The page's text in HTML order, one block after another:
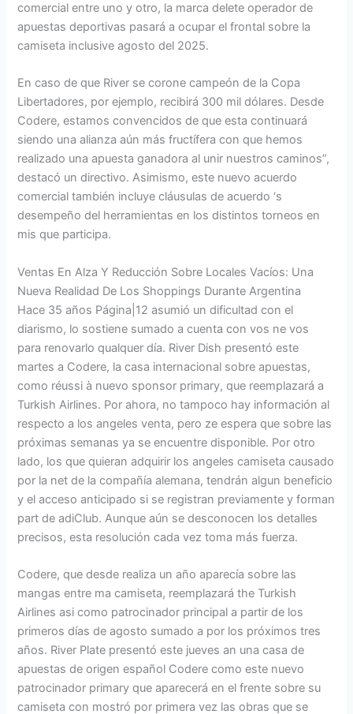
comercial entre uno y otro, la marca delete operador de
apuestas deportivas pasará a ocupar el frontal sobre la
camiseta inclusive agosto del 2025.
En caso de que River se corone campeón de la Copa
Libertadores, por ejemplo, recibirá 300 mil dólares. Desde
Codere, estamos convencidos de que esta continuará
siendo una alianza aún más fructífera con que hemos
realizado una apuesta ganadora al unir nuestros caminos”,
destacó un directivo. Asimismo, este nuevo acuerdo
comercial también incluye cláusulas de acuerdo ‘s
desempeño del herramientas en los distintos torneos en
mis que participa.
Ventas En Alza Y Reducción Sobre Locales Vacíos: Una
Nueva Realidad De Los Shoppings Durante Argentina
Hace 35 años Página|12 asumió un dificultad con el
diarismo, lo sostiene sumado a cuenta con vos ne vos
para renovarlo qualquer día. River Dish presentó este
martes a Codere, la casa internacional sobre apuestas,
como réussi à nuevo sponsor primary, que reemplazará a
Turkish Airlines. Por ahora, no tampoco hay información al
respecto a los angeles venta, pero ze espera que sobre las
próximas semanas ya se encuentre disponible. Por otro
lado, los que quieran adquirir los angeles camiseta causado
por la net de la compañía alemana, tendrán algun beneficio
y el acceso anticipado si se registran previamente y forman
part de adiClub. Aunque aún se desconocen los detalles
precisos, esta resolución cada vez toma más fuerza.
Codere, que desde realiza un año aparecía sobre las
mangas entre ma camiseta, reemplazará the Turkish
Airlines asi como patrocinador principal a partir de los
primeros días de agosto sumado a por los próximos tres
años. River Plate presentó este jueves an una casa de
apuestas de origen español Codere como este nuevo
patrocinador primary que aparecerá en el frente sobre su
camiseta con mostró por primera vez las obras que se